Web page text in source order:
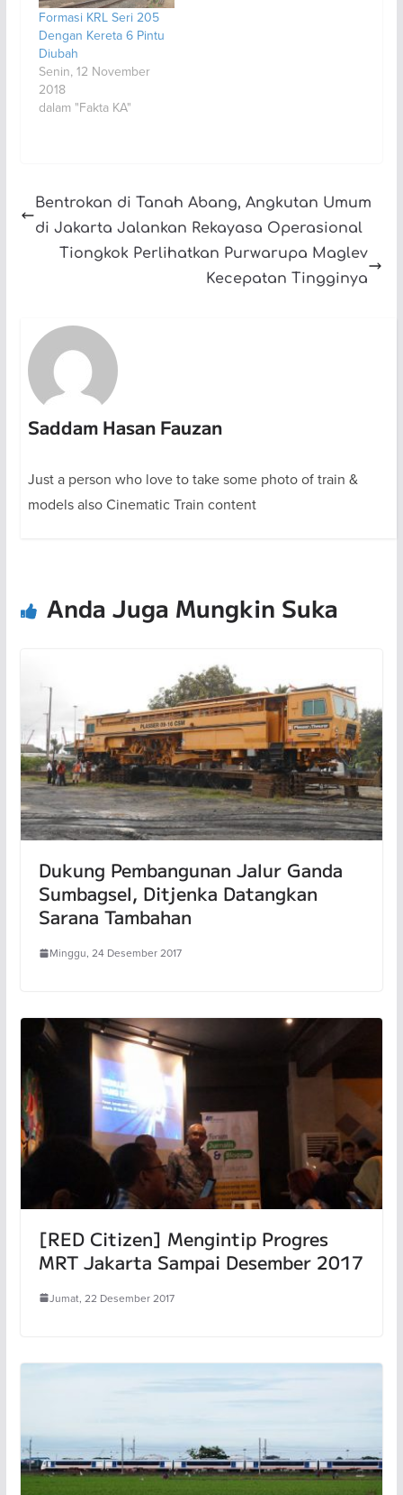
Formasi KRL Seri 205
Dengan Kereta 6 Pintu
Diubah
Senin, 12 November
2018
dalam "Fakta KA"
Bentrokan di Tanah Abang, Angkutan Umum
di Jakarta Jalankan Rekayasa Operasional
Tiongkok Perlihatkan Purwarupa Maglev
Kecepatan Tingginya
Saddam Hasan Fauzan
Just a person who love to take some photo of train &
models also Cinematic Train content
Anda Juga Mungkin Suka
Dukung Pembangunan Jalur Ganda
Sumbagsel, Ditjenka Datangkan
Sarana Tambahan
Minggu, 24 Desember 2017
[RED Citizen] Mengintip Progres
MRT Jakarta Sampai Desember 2017
Jumat, 22 Desember 2017